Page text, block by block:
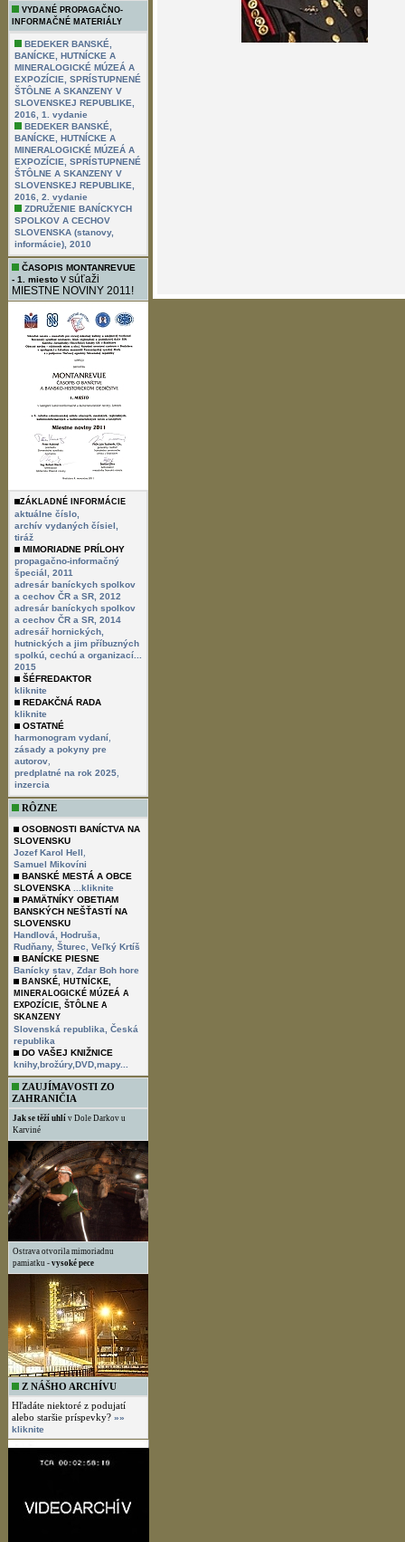
VYDANÉ PROPAGAČNO-
INFORMAČNÉ MATERIÁLY
BEDEKER BANSKÉ,
BANÍCKE, HUTNÍCKE A
MINERALOGICKÉ MÚZEÁ A
EXPOZÍCIE, SPRÍSTUPNENÉ
ŠTÔLNE A SKANZENY V
SLOVENSKEJ REPUBLIKE,
2016, 1. vydanie
BEDEKER BANSKÉ,
BANÍCKE, HUTNÍCKE A
MINERALOGICKÉ MÚZEÁ A
EXPOZÍCIE, SPRÍSTUPNENÉ
ŠTÔLNE A SKANZENY V
SLOVENSKEJ REPUBLIKE,
2016, 2. vydanie
ZDRUŽENIE BANÍCKYCH
SPOLKOV A CECHOV
SLOVENSKA (stanovy,
informácie), 2010
ČASOPIS MONTANREVUE
- 1. miesto v súťaži
MIESTNE NOVINY 2011!
ZÁKLADNÉ INFORMÁCIE
aktuálne číslo,
archív vydaných čísiel,
tiráž
MIMORIADNE PRÍLOHY
propagačno-informačný
špeciál, 2011
adresár baníckych spolkov
a cechov ČR a SR, 2012
adresár baníckych spolkov
a cechov ČR a SR, 2014
adresář hornických,
hutnických a jim příbuzných
spolkú, cechú a organizací...
2015
ŠÉFREDAKTOR
kliknite
REDAKČNÁ RADA
kliknite
OSTATNÉ
harmonogram vydaní
zásady a pokyny pre
autorov
predplatné na rok 2025
inzercia
RÔZNE
OSOBNOSTI BANÍCTVA NA
SLOVENSKU
Jozef Karol Hell
Samuel Mikovíni
BANSKÉ MESTÁ A OBCE
SLOVENSKA
...kliknite
PAMÄTNÍKY OBETIAM
BANSKÝCH NEŠŤASTÍ NA
SLOVENSKU
Handlová,
Hodruša,
Rudňany, Šturec,
Veľký Krtíš
BANÍCKE PIESNE
Banícky stav Zdar Boh hore
BANSKÉ, HUTNÍCKE,
MINERALOGICKÉ MÚZEÁ A
EXPOZÍCIE, ŠTÔLNE A
SKANZENY
Slovenská republika,
Česká
republika
DO VAŠEJ KNIŽNICE
knihy,brožúry,DVD,mapy...
ZAUJÍMAVOSTI ZO
ZAHRANIČIA
Jak se těží uhlí v Dole Darkov u
Karviné
Ostrava otvorila mimoriadnu
pamiatku - vysoké pece
Z NÁŠHO ARCHÍVU
Hľadáte niektoré z podujatí
alebo staršie príspevky? »»
kliknite